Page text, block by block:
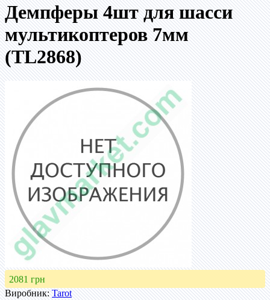
Демпферы 4шт для шасси
мультикоптеров 7мм
(TL2868)
2081 грн
Виробник: Tarot